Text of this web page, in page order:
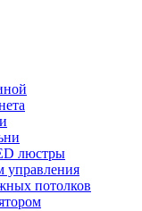
люстры
управления
потолков